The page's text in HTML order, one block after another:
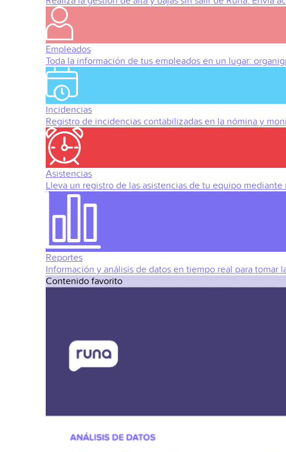
Empleados
Toda la información de tus empleados en un lugar:
Incidencias
Registro de incidencias contabilizadas en la nómina y
Asistencias
Lleva un registro de las asistencias de tu equipo
Reportes
Información y análisis de datos en tiempo real para tomar
Contenido favorito